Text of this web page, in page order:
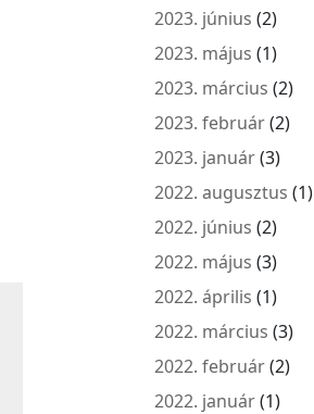
2023. június (2)
2023. május (1)
2023. március (2)
2023. február(2)
2023. január(3)
2022. augusztus (1)
2022. június (2)
2022. május (3)
2022. április (1)
2022. március (3)
2022. február(2)
2022. január(1)